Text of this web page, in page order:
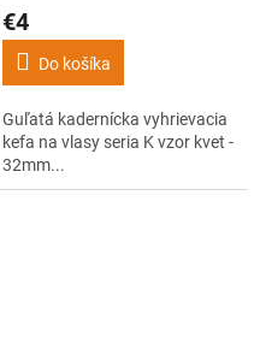
€4
Do košíka
Guľatá kadernícka vyhrievacia
kefa na vlasy seria K vzor kvet -
32mm...